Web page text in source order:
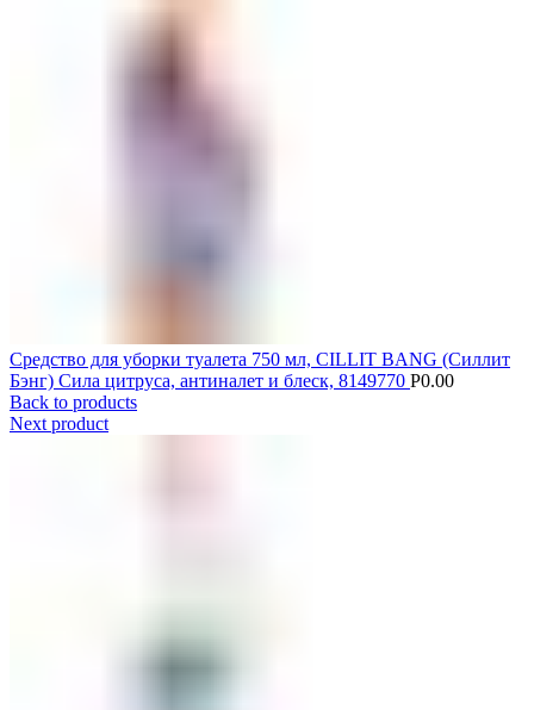
Средство для уборки туалета 750 мл, CILLIT BANG (Силлит
Бэнг) Сила цитруса, антиналет и блеск, 8149770 Р0.00
Back to products
Next product